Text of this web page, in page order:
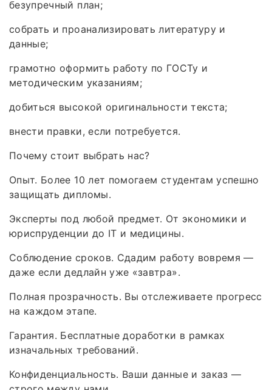
безупречный план;
собрать и проанализировать литературу и
данные;
грамотно оформить работу по ГОСТу и
методическим указаниям;
добиться высокой оригинальности текста;
внести правки, если потребуется.
Почему стоит выбрать нас?
Опыт. Более 10 лет помогаем студентам успешно
защищать дипломы.
Эксперты под любой предмет. От экономики и
юриспруденции до IT и медицины.
Соблюдение сроков. Сдадим работу вовремя —
даже если дедлайн уже «завтра».
Полная прозрачность. Вы отслеживаете прогресс
на каждом этапе.
Гарантия. Бесплатные доработки в рамках
изначальных требований.
Конфиденциальность. Ваши данные и заказ —